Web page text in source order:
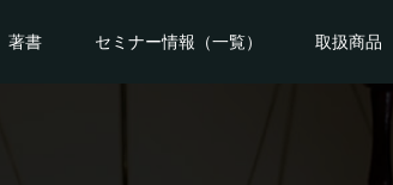
著書 セミナー情報（一覧） 取扱商品